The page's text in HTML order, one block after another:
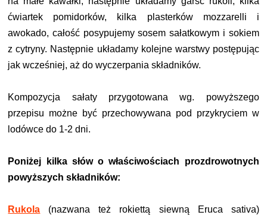
ćwiartek pomidorków, kilka plasterków mozzarelli i
awokado, całość posypujemy sosem sałatkowym i sokiem
z cytryny. Następnie układamy kolejne warstwy postępując
jak wcześniej, aż do wyczerpania składników.
Kompozycja sałaty przygotowana wg. powyższego
przepisu możne być przechowywana pod przykryciem w
lodówce do 1-2 dni.
Poniżej kilka słów o właściwościach prozdrowotnych
powyższych składników:
Rukola (nazwana też rokiettą siewną Eruca sativa)